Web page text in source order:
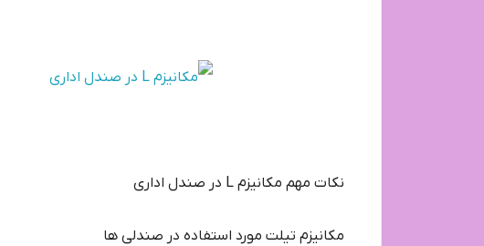
نکات مهم مکانیزم L در صندل اداری
مکانیزم تیلت مورد استفاده در صندلی ها